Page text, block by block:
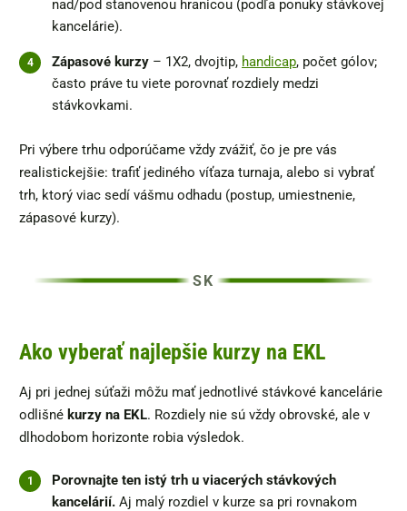
nad/pod stanovenou hranicou (podľa ponuky stávkovej
kancelárie).
Zápasové kurzy – 1X2, dvojtip, handicap, počet gólov;
často práve tu viete porovnať rozdiely medzi
stávkovkami.
Pri výbere trhu odporúčame vždy zvážiť, čo je pre vás
realistickejšie: trafiť jediného víťaza turnaja, alebo si vybrať
trh, ktorý viac sedí vášmu odhadu (postup, umiestnenie,
zápasové kurzy).
Ako vyberať najlepšie kurzy na EKL
Aj pri jednej súťaži môžu mať jednotlivé stávkové kancelárie
odlišné kurzy na EKL. Rozdiely nie sú vždy obrovské, ale v
dlhodobom horizonte robia výsledok.
Porovnajte ten istý trh u viacerých stávkových
kancelárií. Aj malý rozdiel v kurze sa pri rovnakom